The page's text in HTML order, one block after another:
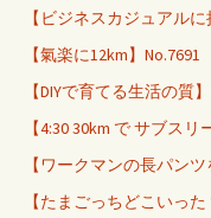
【ビジネスカジュアル
【氣楽に12km】No.7691
【DIYで育てる生活の質
【4:30 30km で サブス
【ワークマンの長パン
【たまごっちどこいっ